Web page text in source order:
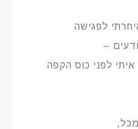
לפגישה
–
לפני כוס הקפה
מכל,